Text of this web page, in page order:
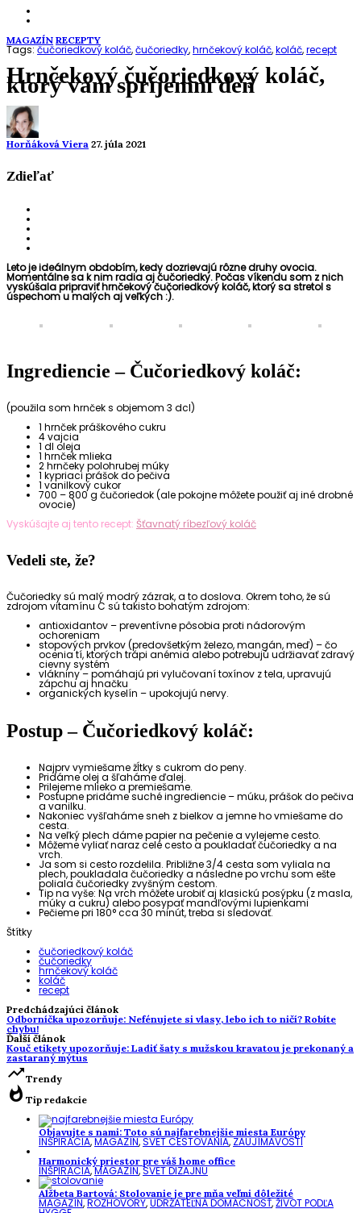
MAGAZÍN RECEPTY
Tags:čučoriedkový koláč,čučoriedky,hrnčekový koláč,koláč,recept
Hrnčekový čučoriedkový koláč,
ktorý vám spríjemní deň
Horňáková Viera 27. júla 2021
Zdieľať
Leto je ideálnym obdobím, kedy dozrievajú rôzne druhy ovocia.
Momentálne sa k nim radia aj čučoriedky. Počas víkendu som z nich
vyskúšala pripraviť hrnčekový čučoriedkový koláč, ktorý sa stretol s
úspechom u malých aj veľkých :).
Ingrediencie – Čučoriedkový koláč:
(použila som hrnček s objemom 3 dcl)
1 hrnček práškového cukru
4 vajcia
1 dl oleja
1 hrnček mlieka
2 hrnčeky polohrubej múky
1 kypriaci prášok do pečiva
1 vanilkový cukor
700 – 800 g čučoriedok (ale pokojne môžete použiť aj iné drobné
ovocie)
Vyskúšajte aj tento recept: Šťavnatý ríbezľový koláč
Vedeli ste, že?
Čučoriedky sú malý modrý zázrak, a to doslova. Okrem toho, že sú
zdrojom vitamínu C sú takisto bohatým zdrojom:
antioxidantov – preventívne pôsobia proti nádorovým
ochoreniam
stopových prvkov (predovšetkým železo, mangán, meď) – čo
ocenia tí, ktorých trápi anémia alebo potrebujú udržiavať zdravý
cievny systém
vlákniny – pomáhajú pri vylučovaní toxínov z tela, upravujú
zápchu aj hnačku
organických kyselín – upokojujú nervy.
Postup – Čučoriedkový koláč:
Najprv vymiešame žĺtky s cukrom do peny.
Pridáme olej a šľaháme ďalej.
Prilejeme mlieko a premiešame.
Postupne pridáme suché ingrediencie – múku, prášok do pečiva
a vanilku.
Nakoniec vyšľaháme sneh z bielkov a jemne ho vmiešame do
cesta.
Na veľký plech dáme papier na pečenie a vylejeme cesto.
Môžeme vyliať naraz celé cesto a poukladať čučoriedky a na
vrch.
Ja som si cesto rozdelila. Približne 3/4 cesta som vyliala na
plech, poukladala čučoriedky a následne po vrchu som ešte
poliala čučoriedky zvyšným cestom.
Tip na vyše: Na vrch môžete urobiť aj klasickú posýpku (z masla,
múky a cukru) alebo posypať mandľovými lupienkami
Pečieme pri 180° cca 30 minút, treba si sledovať.
Štítky
čučoriedkový koláč
čučoriedky
hrnčekový koláč
koláč
recept
Predchádzajúci článok
Odborníčka upozorňuje: Nefénujete si vlasy, lebo ich to ničí? Robíte
chybu!
Ďalší článok
Kouč etikety upozorňuje: Ladiť šaty s mužskou kravatou je prekonaný a
zastaraný mýtus
trending_upTrendy
whatshot Tip redakcie
Objavujte s nami: Toto sú najfarebnejšie miesta Európy
INŠPIRÁCIA,MAGAZÍN,SVET CESTOVANIA,ZAUJÍMAVOSTI
Harmonický priestor pre váš home office
INŠPIRÁCIA,MAGAZÍN,SVET DIZAJNU
Alžbeta Bartová: Stolovanie je pre mňa veľmi dôležité
MAGAZÍN,ROZHOVORY,UDRŽATEĽNÁ DOMÁCNOSŤ,ŽIVOT PODĽA